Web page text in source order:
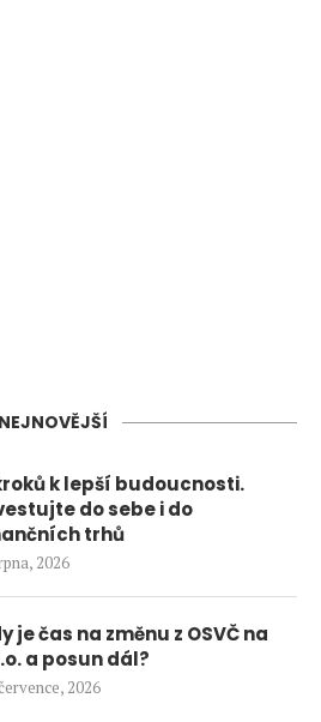
NEJNOVĚJŠÍ
k lepší budoucnosti.
do sebe i do
trhů
2026
je čas na změnu z OSVČ na
a posun dál?
2026